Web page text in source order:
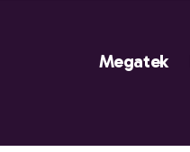
Megatek